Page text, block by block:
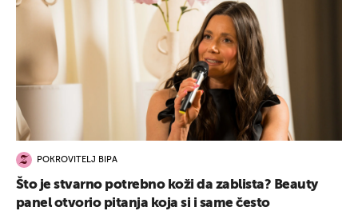
POKROVITELJ BIPA
Što je stvarno potrebno koži da zablista? Beauty
panel otvorio pitanja koja si i same često